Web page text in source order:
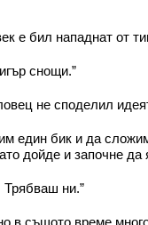
е бил нападнат от
снощи.”
не споделил
един бик и да
дойде и започне
Трябваш ни.”
в същото време